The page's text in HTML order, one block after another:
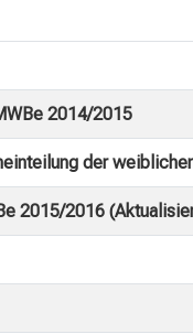
2014/2015
der
2015/2016